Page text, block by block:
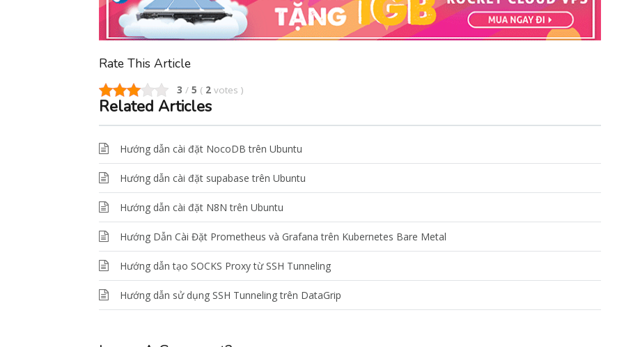
Rate This Article
3 / 5 ( 2 votes )
Related Articles
Hướng dẫn cài đặt NocoDB trên Ubuntu
Hướng dẫn cài đặt supabase trên Ubuntu
Hướng dẫn cài đặt N8N trên Ubuntu
Hướng Dẫn Cài Đặt Prometheus và Grafana trên Kubernetes Bare Metal
Hướng dẫn tạo SOCKS Proxy từ SSH Tunneling
Hướng dẫn sử dụng SSH Tunneling trên DataGrip